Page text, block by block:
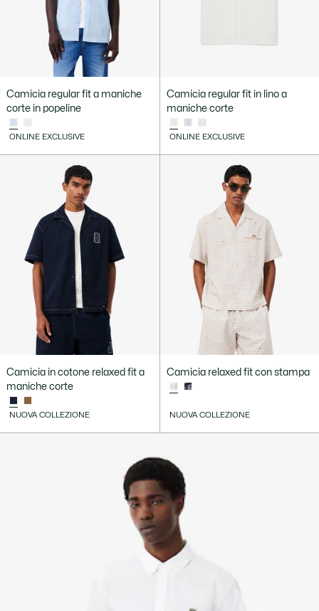
Camicia regular fit a maniche
corte in popeline
ONLINE EXCLUSIVE
Camicia regular fit in lino a
maniche corte
ONLINE EXCLUSIVE
Camicia in cotone relaxed fit a
maniche corte
NUOVA COLLEZIONE
Camicia relaxed fit con stampa
NUOVA COLLEZIONE